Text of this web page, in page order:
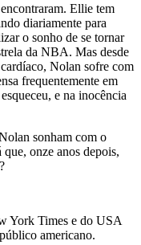
Ellie tem
diariamente para
o sonho de se tornar
da NBA. Mas desde
Nolan sofre com
frequentemente em
e na inocência
sonham com o
onze anos depois,
York Times e do USA
americano.